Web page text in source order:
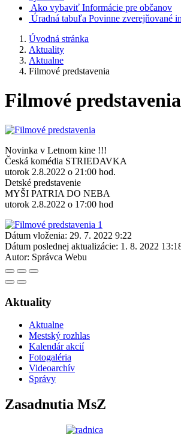
Ako vybaviť Informácie pre občanov
Úradná tabuľa Povinne zverejňované
Úvodná stránka
Aktuality
Aktualne
Filmové predstavenia
Filmové predstavenia
Novinka v Letnom kine !!!
Česká komédia STRIEDAVKA
utorok 2.8.2022 o 21:00 hod.
Detské predstavenie
MYŠI PATRIA DO NEBA
utorok 2.8.2022 o 17:00 hod
Dátum vloženia: 29. 7. 2022 9:22
Dátum poslednej aktualizácie: 1. 8. 2022
Autor: Správca Webu
Aktuality
Aktualne
Mestský rozhlas
Kalendár akcií
Fotogaléria
Videoarchív
Správy
Zasadnutia MsZ